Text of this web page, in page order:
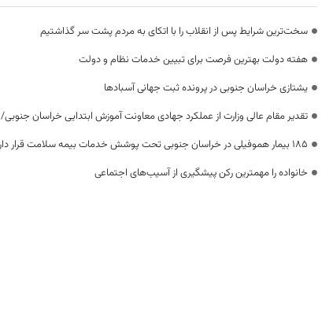
سخت‌ترین شرایط پس از انقلاب را با اتکای به مردم پشت سر گذاشتیم
هفته دولت بهترین فرصت برای تبیین خدمات نظام و دولت
یشتازی خراسان جنوبی در پرونده ثبت جهانی آسبادها
تقدیر مقام عالی وزارت از عملکرد جهادی معاونت آموزش ابتدایی خراسان جنوبی/ ۴۶۰۰ دانش‌آموز زیر چتر «طرح حامی»
۱۸۵ بیمار هموفیلی در خراسان جنوبی تحت پوشش خدمات بیمه سلامت قرار دارند
خانواده را مهمترین رکن پیشگیری از آسیب‌های اجتماعی